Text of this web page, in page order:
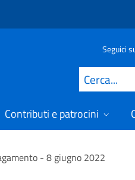
Seguici
Cerca
Contributi e patrocini
- 8 giugno 2022